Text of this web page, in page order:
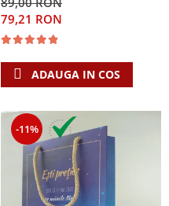
79,21 RON
ADAUGA IN COS
-11%